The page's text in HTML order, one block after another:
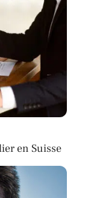
en Suisse